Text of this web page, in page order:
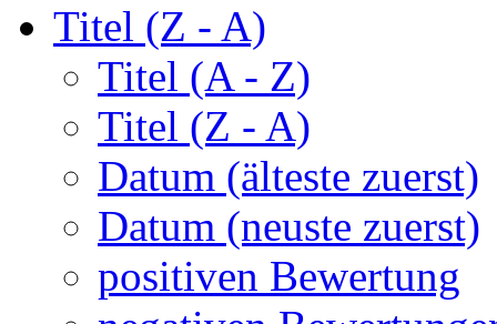
Titel (Z - A)
Titel (A - Z)
Titel (Z - A)
Datum (älteste zuerst)
Datum (neuste zuerst)
positiven Bewertung